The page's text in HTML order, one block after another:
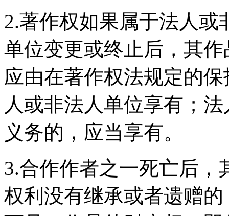
2.著作权如果属于法人
单位变更或终止后，其
应由在著作权法规定的
人或非法人单位享有；
义务的，应当享有。
3.合作作者之一死亡后
权利没有继承或者遗赠